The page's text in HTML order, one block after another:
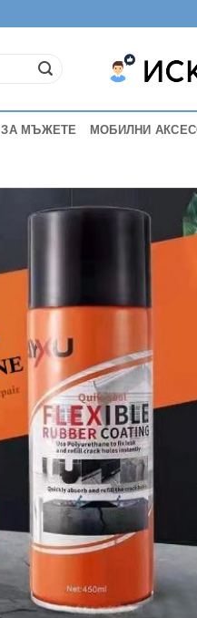
ЗА МЪЖЕТЕ МОБИЛНИ